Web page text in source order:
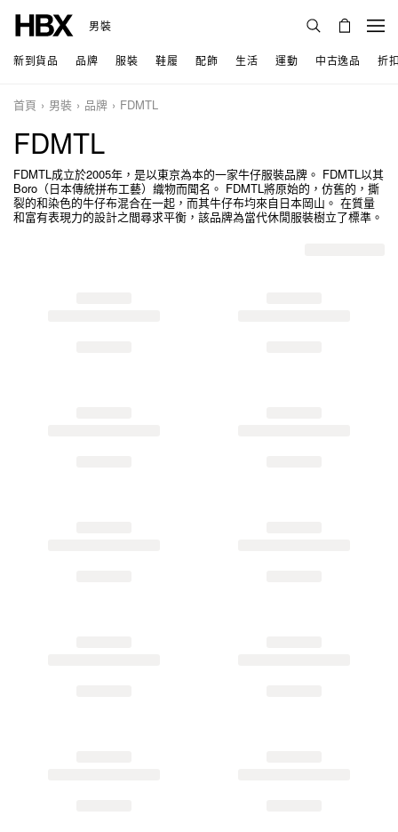
男裝
新到貨品 品牌 服裝 鞋履 配飾 生活 運動 中古逸品 折
首頁 男裝 品牌 FDMTL
FDMTL
FDMTL成立於2005年，是以東京為本的一家牛仔服裝品牌。 FDMTL以其
Boro（日本傳統拼布工藝）織物而聞名。 FDMTL將原始的，仿舊的，撕
裂的和染色的牛仔布混合在一起，而其牛仔布均來自日本岡山。 在質量
和富有表現力的設計之間尋求平衡，該品牌為當代休閒服裝樹立了標準。